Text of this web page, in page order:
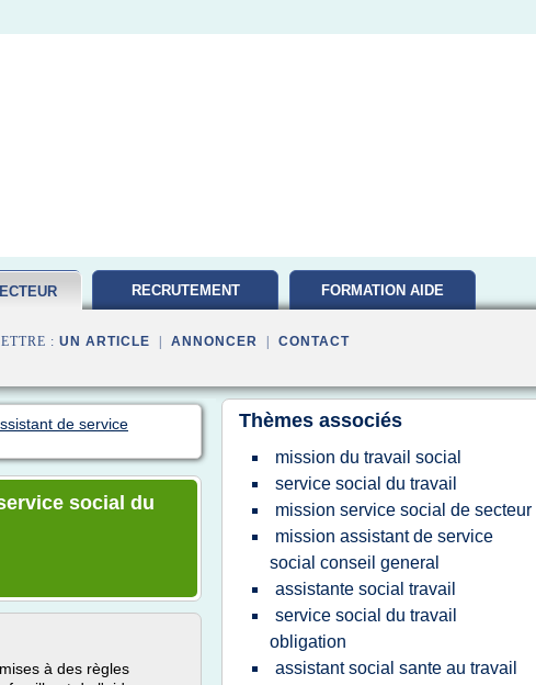
RECRUTEMENT FORMATION AIDE
: UN ARTICLE ANNONCER CONTACT
de service
social du
à des règles
Thèmes associés
mission du travail social
service social du travail
mission service social de secteur
mission assistant de service
social conseil general
assistante social travail
service social du travail
obligation
assistant social sante au travail